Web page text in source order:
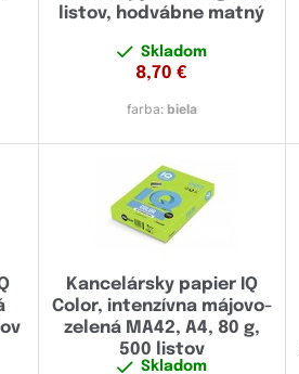
listov, hodvábne matný
Skladom
8,70 €
farba: biela
Kancelársky papier IQ
Color, intenzívna májovo-
zelená MA42, A4, 80 g,
500 listov
Skladom